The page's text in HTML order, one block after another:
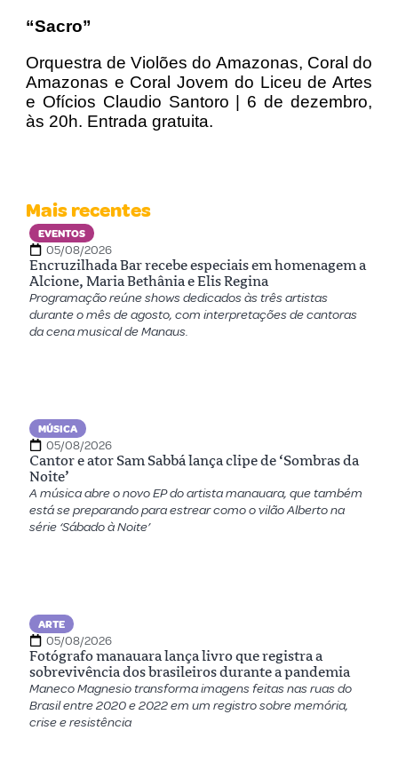
“Sacro”
Orquestra de Violões do Amazonas, Coral do
Amazonas e Coral Jovem do Liceu de Artes
e Ofícios Claudio Santoro | 6 de dezembro,
às 20h. Entrada gratuita.
Mais recentes
EVENTOS
05/08/2026
Encruzilhada Bar recebe especiais em homenagem a
Alcione, Maria Bethânia e Elis Regina
Programação reúne shows dedicados às três artistas
durante o mês de agosto, com interpretações de cantoras
da cena musical de Manaus.
MÚSICA
05/08/2026
Cantor e ator Sam Sabbá lança clipe de ‘Sombras da
Noite’
A música abre o novo EP do artista manauara, que também
está se preparando para estrear como o vilão Alberto na
série ‘Sábado à Noite’
ARTE
05/08/2026
Fotógrafo manauara lança livro que registra a
sobrevivência dos brasileiros durante a pandemia
Maneco Magnesio transforma imagens feitas nas ruas do
Brasil entre 2020 e 2022 em um registro sobre memória,
crise e resistência